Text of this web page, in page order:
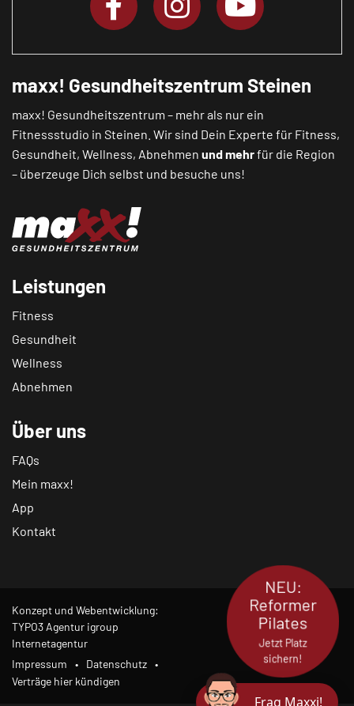
maxx! Gesundheitszentrum Steinen
maxx! Gesundheitszentrum – mehr als nur ein
Fitnessstudio in Steinen. Wir sind Dein Experte für Fitness,
Gesundheit, Wellness, Abnehmen und mehrfür die Region
– überzeuge Dich selbst und besuche uns!
Leistungen
Fitness
Gesundheit
Wellness
Abnehmen
Über uns
FAQs
Mein maxx!
App
Kontakt
Konzept und Webentwicklung:
TYPO3 Agentur igroup
Internetagentur
Impressum
Datenschutz
Verträge hier kündigen
NEU:
Reformer
Pilates
Jetzt Platz
sichern!
Frag Maxxi!